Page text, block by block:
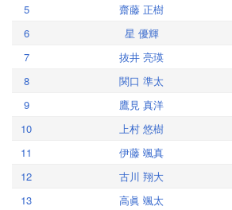
5
齋藤 正樹
6
星 優輝
7
抜井 亮瑛
8
関口 準太
9
鷹見 真洋
10
上村 悠樹
11
伊藤 颯真
12
古川 翔大
13
高眞 颯太